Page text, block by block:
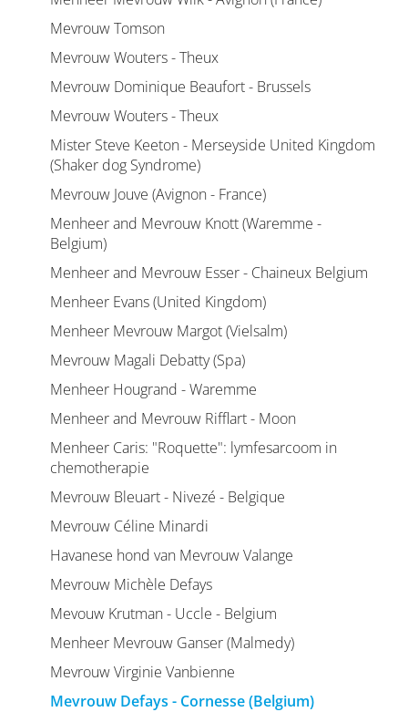
Mevrouw Tomson
Mevrouw Wouters - Theux
Mevrouw Dominique Beaufort - Brussels
Mevrouw Wouters - Theux
Mister Steve Keeton - Merseyside United Kingdom
(Shaker dog Syndrome)
Mevrouw Jouve (Avignon - France)
Menheer and Mevrouw Knott (Waremme -
Belgium)
Menheer and Mevrouw Esser - Chaineux Belgium
Menheer Evans (United Kingdom)
Menheer Mevrouw Margot (Vielsalm)
Mevrouw Magali Debatty (Spa)
Menheer Hougrand - Waremme
Menheer and Mevrouw Rifflart - Moon
Menheer Caris: "Roquette": lymfesarcoom in
chemotherapie
Mevrouw Bleuart - Nivezé - Belgique
Mevrouw Céline Minardi
Havanese hond van Mevrouw Valange
Mevrouw Michèle Defays
Mevouw Krutman - Uccle - Belgium
Menheer Mevrouw Ganser (Malmedy)
Mevrouw Virginie Vanbienne
Mevrouw Defays - Cornesse (Belgium)